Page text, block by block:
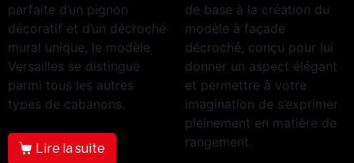
parfaite d’un pignon
décoratif et d’un décroché
mural unique, le modèle
Versailles se distingue
parmi tous les autres
types de cabanons.
Lire la suite
de base à la création du
modèle à façade
décroché, conçu pour lui
donner un aspect élégant
et permettre à votre
imagination de s’exprimer
pleinement en matière de
rangement.